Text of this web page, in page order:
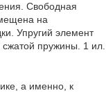
Свободная
на
Упругий элемент
пружины. 1 ил.
а именно, к